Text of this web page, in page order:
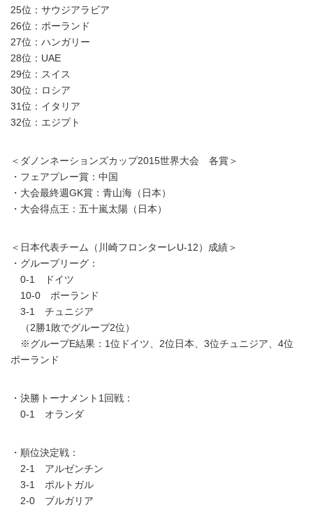
25位：サウジアラビア
26位：ポーランド
27位：ハンガリー
28位：UAE
29位：スイス
30位：ロシア
31位：イタリア
32位：エジプト
＜ダノンネーションズカップ2015世界大会 各賞＞
・フェアプレー賞：中国
・大会最終週GK賞：青山海（日本）
・大会得点王：五十嵐太陽（日本）
＜日本代表チーム（川崎フロンターレU-12）成績＞
・グループリーグ：
0-1 ドイツ
10-0 ポーランド
3-1 チュニジア
（2勝1敗でグループ2位）
※グループE結果：1位ドイツ、2位日本、3位チュニジア、4位
ポーランド
・決勝トーナメント1回戦：
0-1 オランダ
・順位決定戦：
2-1 アルゼンチン
3-1 ポルトガル
2-0 ブルガリア